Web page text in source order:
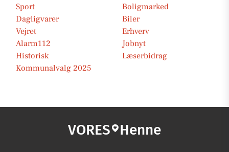
Sport
Boligmarked
Dagligvarer
Biler
Vejret
Erhverv
Alarm112
Jobnyt
Historisk
Læserbidrag
Kommunalvalg 2025
VORES Henne